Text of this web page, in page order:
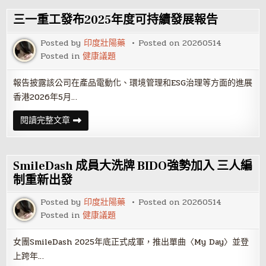
能
量！
啟
動
台
糖
打
造
豬
生
醫
材
料
供
應
鏈
三一重工發布2025年度可持續發展報告
Posted by 印度壯陽藥 Posted on20260514
Posted in健康議題
報告披露該公司在產品電動化、環境管理和ESG治理等方面的進展
香港2026年5月…
閱讀完整文章三
一
重
發
布
2025
年
度
可
持
續
發
展
告
SmileDash 成員大洗牌 BIDO強勢加入 三人編
制重新出發
Posted by 印度壯陽藥 Posted on20260514
Posted in健康議題
女團SmileDash 2025年底正式成軍，推出單曲〈My Day〉並登
上跨年…